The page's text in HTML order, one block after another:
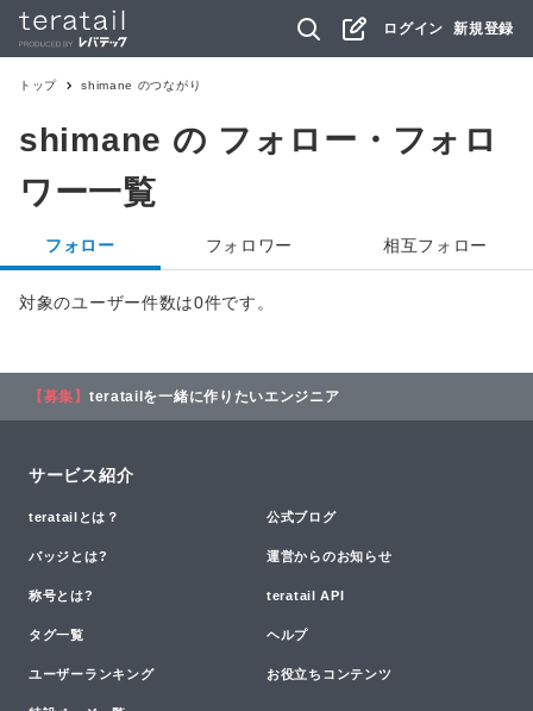
ログイン 新規登録
トップ shimane のつながり
shimane の フォロー・フォロ
ワー一覧
フォロー フォロワー 相互フォロー
対象のユーザー件数は0件です。
【募集】 teratailを一緒に作りたいエンジニア
サービス紹介
teratailとは？ 公式ブログ
バッジとは? 運営からのお知らせ
称号とは? teratail API
タグ一覧 ヘルプ
ユーザーランキング お役立ちコンテンツ